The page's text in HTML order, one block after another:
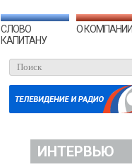
СЛОВО
КАПИТАНУ
О КОМПАНИИ
ИНТЕРВЬЮ